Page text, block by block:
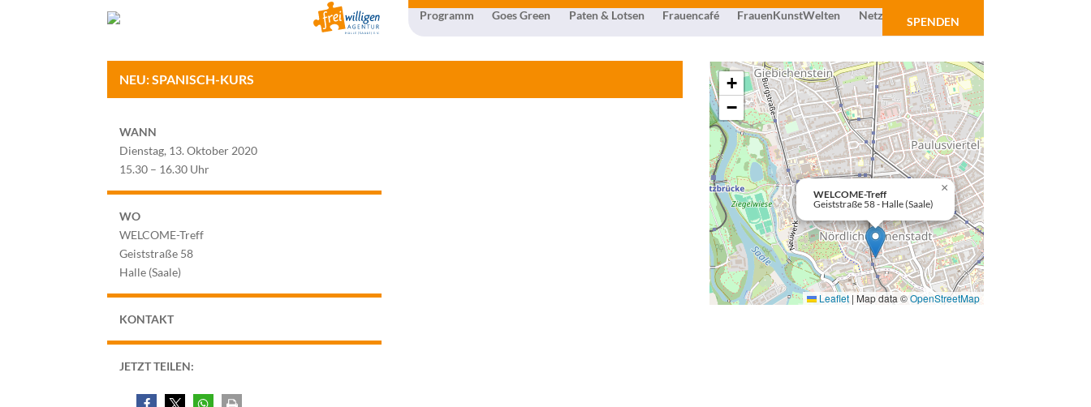
Programm Goes Green Paten & Lotsen Frauencafé FrauenKunstWelten Netzwerk Über uns
SPENDEN
NEU: SPANISCH-KURS
WANN
Dienstag, 13. Oktober 2020
15.30 – 16.30 Uhr
WO
WELCOME-Treff
Geiststraße 58
Halle (Saale)
KONTAKT
JETZT TEILEN:
WELCOME-Treff
Geiststraße 58 - Halle (Saale)
×
+
−
Leaflet | Map data ©OpenStreetMap